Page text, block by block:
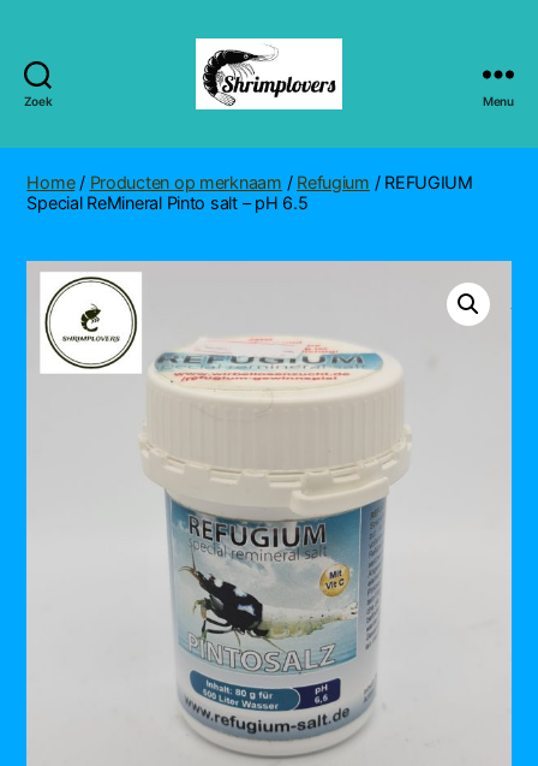
Zoek Menu
Home/ Producten op merknaam / Refugium / REFUGIUM
Special ReMineral Pinto salt – pH 6.5